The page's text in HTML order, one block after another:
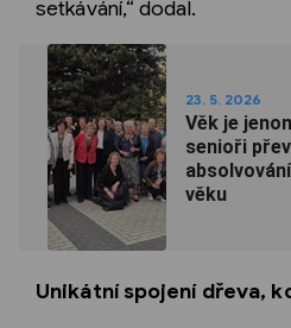
setkávání,“ dodal.
23. 5. 2026
Věk je
senioři
věku
Unikátní spojení dřeva,